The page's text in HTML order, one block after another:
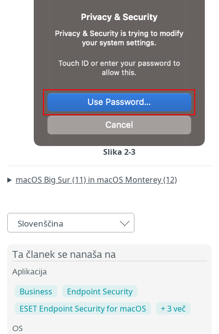
Slika 2-3
macOS Big Sur (11) in macOS Monterey (12)
Slovenščina
Ta članek se nanaša na
Aplikacija
Business
Endpoint Security
ESET Endpoint Security for macOS
+ 3 več
OS